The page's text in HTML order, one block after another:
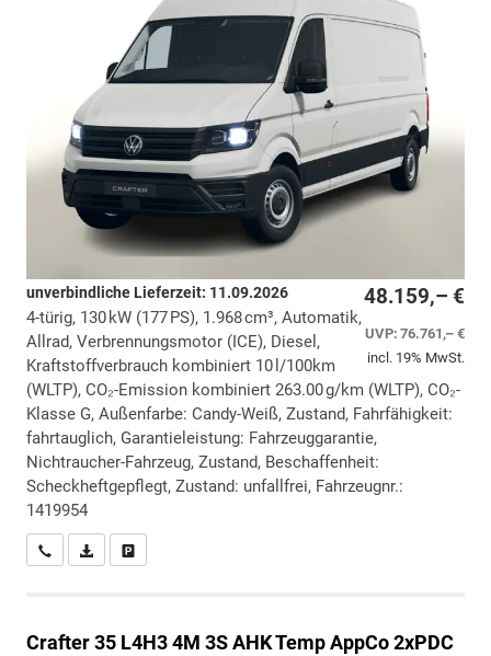
48.159,– €
UVP:76.761,– €
incl. 19% MwSt.
unverbindliche Lieferzeit: 11.09.2026
4-türig, 130 kW (177 PS), 1.968 cm³, Automatik,
Allrad, Verbrennungsmotor (ICE), Diesel,
Kraftstoffverbrauch kombiniert 10 l/100km
(WLTP), CO₂-Emission kombiniert 263.00 g/km (WLTP), CO₂-
Klasse G, Außenfarbe: Candy-Weiß, Zustand, Fahrfähigkeit:
fahrtauglich, Garantieleistung: Fahrzeuggarantie,
Nichtraucher-Fahrzeug, Zustand, Beschaffenheit:
Scheckheftgepflegt, Zustand: unfallfrei, Fahrzeugnr.:
1419954
Wir rufen Sie anPDF-Datei, Fahrzeugexposé drucken
Crafter35 L4H3 4M 3S AHK Temp AppCo 2xPDC